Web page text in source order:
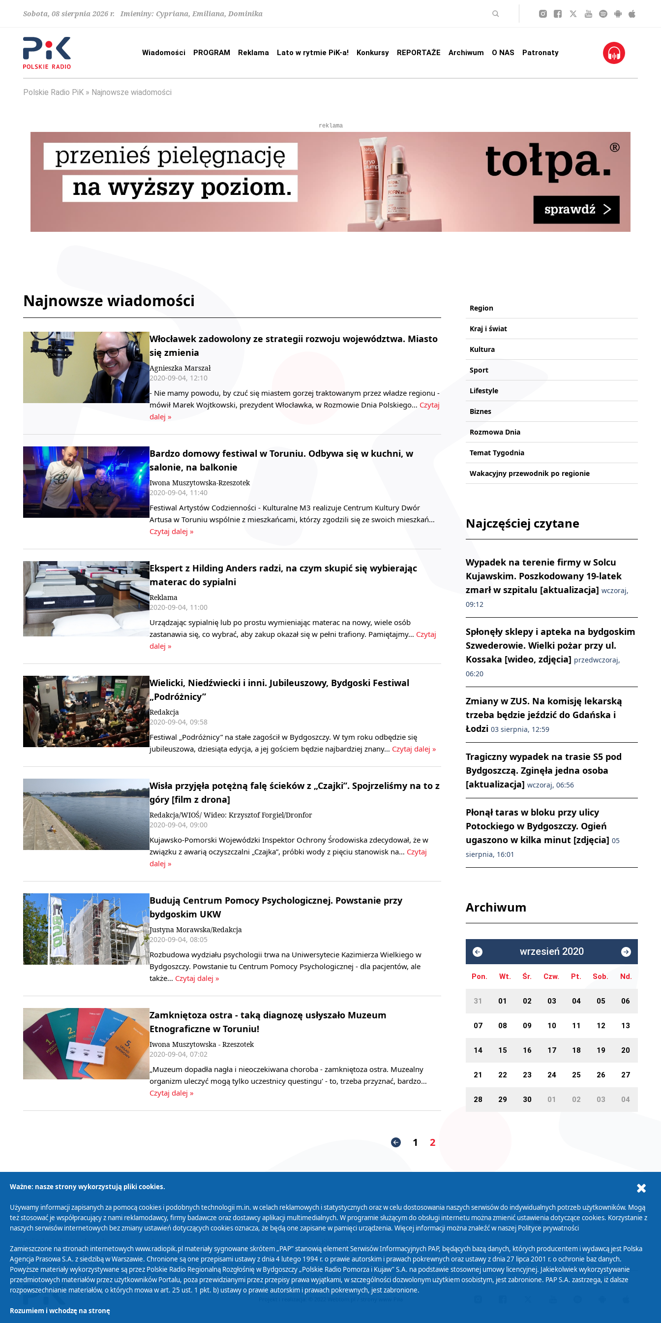
Sobota, 08 sierpnia 2026 r. Imieniny: Cypriana, Emiliana, Dominika
Wiadomości PROGRAM Reklama Lato w rytmie PiK-a! Konkursy REPORTAŻE Archiwum O NAS Patronaty
Polskie Radio PiK Najnowsze wiadomości
reklama
Najnowsze wiadomości
Włocławek zadowolony ze strategii rozwoju województwa. Miasto
się zmienia
Agnieszka Marszał
2020-09-04, 12:10
- Nie mamy powodu, by czuć się miastem gorzej traktowanym przez władze regionu -
mówił Marek Wojtkowski, prezydent Włocławka, w Rozmowie Dnia Polskiego… Czytaj
dalej »
Bardzo domowy festiwal w Toruniu. Odbywa się w kuchni, w
salonie, na balkonie
Iwona Muszytowska-Rzeszotek
2020-09-04, 11:40
Festiwal Artystów Codzienności - Kulturalne M3 realizuje Centrum Kultury Dwór
Artusa w Toruniu wspólnie z mieszkańcami, którzy zgodzili się ze swoich mieszkań…
Czytaj dalej »
Ekspert z Hilding Anders radzi, na czym skupić się wybierając
materac do sypialni
Reklama
2020-09-04, 11:00
Urządzając sypialnię lub po prostu wymieniając materac na nowy, wiele osób
zastanawia się, co wybrać, aby zakup okazał się w pełni trafiony. Pamiętajmy… Czytaj
dalej »
Wielicki, Niedźwiecki i inni. Jubileuszowy, Bydgoski Festiwal
„Podróżnicy”
Redakcja
2020-09-04, 09:58
Festiwal „Podróżnicy” na stałe zagościł w Bydgoszczy. W tym roku odbędzie się
jubileuszowa, dziesiąta edycja, a jej gościem będzie najbardziej znany… Czytaj dalej »
Wisła przyjęła potężną falę ścieków z „Czajki”. Spojrzeliśmy na to z
góry [film z drona]
Redakcja/WIOŚ/ Wideo: Krzysztof Forgiel/Dronfor
2020-09-04, 09:00
Kujawsko-Pomorski Wojewódzki Inspektor Ochrony Środowiska zdecydował, że w
związku z awarią oczyszczalni „Czajka”, próbki wody z pięciu stanowisk na… Czytaj
dalej »
Budują Centrum Pomocy Psychologicznej. Powstanie przy
bydgoskim UKW
Justyna Morawska/Redakcja
2020-09-04, 08:05
Rozbudowa wydziału psychologii trwa na Uniwersytecie Kazimierza Wielkiego w
Bydgoszczy. Powstanie tu Centrum Pomocy Psychologicznej - dla pacjentów, ale
także… Czytaj dalej »
Zamkniętoza ostra - taką diagnozę usłyszało Muzeum
Etnograficzne w Toruniu!
Iwona Muszytowska - Rzeszotek
2020-09-04, 07:02
„Muzeum dopadła nagła i nieoczekiwana choroba - zamkniętoza ostra. Muzealny
organizm uleczyć mogą tylko uczestnicy questingu' - to, trzeba przyznać, bardzo…
Czytaj dalej »
1 2
Region
Kraj i świat
Kultura
Sport
Lifestyle
Biznes
Rozmowa Dnia
Temat Tygodnia
Wakacyjny przewodnik po regionie
Najczęściej czytane
Wypadek na terenie firmy w Solcu
Kujawskim. Poszkodowany 19-latek
zmarł w szpitalu [aktualizacja] wczoraj,
09:12
Spłonęły sklepy i apteka na bydgoskim
Szwederowie. Wielki pożar przy ul.
Kossaka [wideo, zdjęcia] przedwczoraj,
06:20
Zmiany w ZUS. Na komisję lekarską
trzeba będzie jeździć do Gdańska i
Łodzi 03 sierpnia, 12:59
Tragiczny wypadek na trasie S5 pod
Bydgoszczą. Zginęła jedna osoba
[aktualizacja] wczoraj, 06:56
Płonął taras w bloku przy ulicy
Potockiego w Bydgoszczy. Ogień
ugaszono w kilka minut [zdjęcia] 05
sierpnia, 16:01
Archiwum
wrzesień 2020
Pon. Wt. Śr. Czw. Pt. Sob. Nd.
31 01 02 03 04 05 06
07 08 09 10 11 12 13
14 15 16 17 18 19 20
21 22 23 24 25 26 27
28 29 30 01 02 03 04
Polityka Prywatności Zasady korzystania z Serwisu
Organizacje Pożytku
Publicznego
Cyfryzacja DAB+
osobowych
Biuletyn Informacji
Publicznej
Ważne: nasze strony wykorzystują pliki cookies.
Używamy informacji zapisanych za pomocą cookies i podobnych technologii m.in. w celach reklamowych i statystycznych oraz w celu dostosowania naszych serwisów do indywidualnych potrzeb użytkowników. Mogą
też stosować je współpracujący z nami reklamodawcy, firmy badawcze oraz dostawcy aplikacji multimedialnych. W programie służącym do obsługi internetu można zmienić ustawienia dotyczące cookies. Korzystanie z
naszych serwisów internetowych bez zmiany ustawień dotyczących cookies oznacza, że będą one zapisane w pamięci urządzenia. Więcej informacji można znaleźć w naszej Polityce prywatności
Zamieszczone na stronach internetowych www.radiopik.pl materiały sygnowane skrótem „PAP” stanowią element Serwisów Informacyjnych PAP, będących bazą danych, których producentem i wydawcą jest Polska
Agencja Prasowa S.A. z siedzibą w Warszawie. Chronione są one przepisami ustawy z dnia 4 lutego 1994 r. o prawie autorskim i prawach pokrewnych oraz ustawy z dnia 27 lipca 2001 r. o ochronie baz danych.
Powyższe materiały wykorzystywane są przez Polskie Radio Regionalną Rozgłośnię w Bydgoszczy „Polskie Radio Pomorza i Kujaw” S.A. na podstawie stosownej umowy licencyjnej. Jakiekolwiek wykorzystywanie
przedmiotowych materiałów przez użytkowników Portalu, poza przewidzianymi przez przepisy prawa wyjątkami, w szczególności dozwolonym użytkiem osobistym, jest zabronione. PAP S.A. zastrzega, iż dalsze
rozpowszechnianie materiałów, o których mowa w art. 25 ust. 1 pkt. b) ustawy o prawie autorskim i prawach pokrewnych, jest zabronione.
Rozumiem i wchodzę na stronę